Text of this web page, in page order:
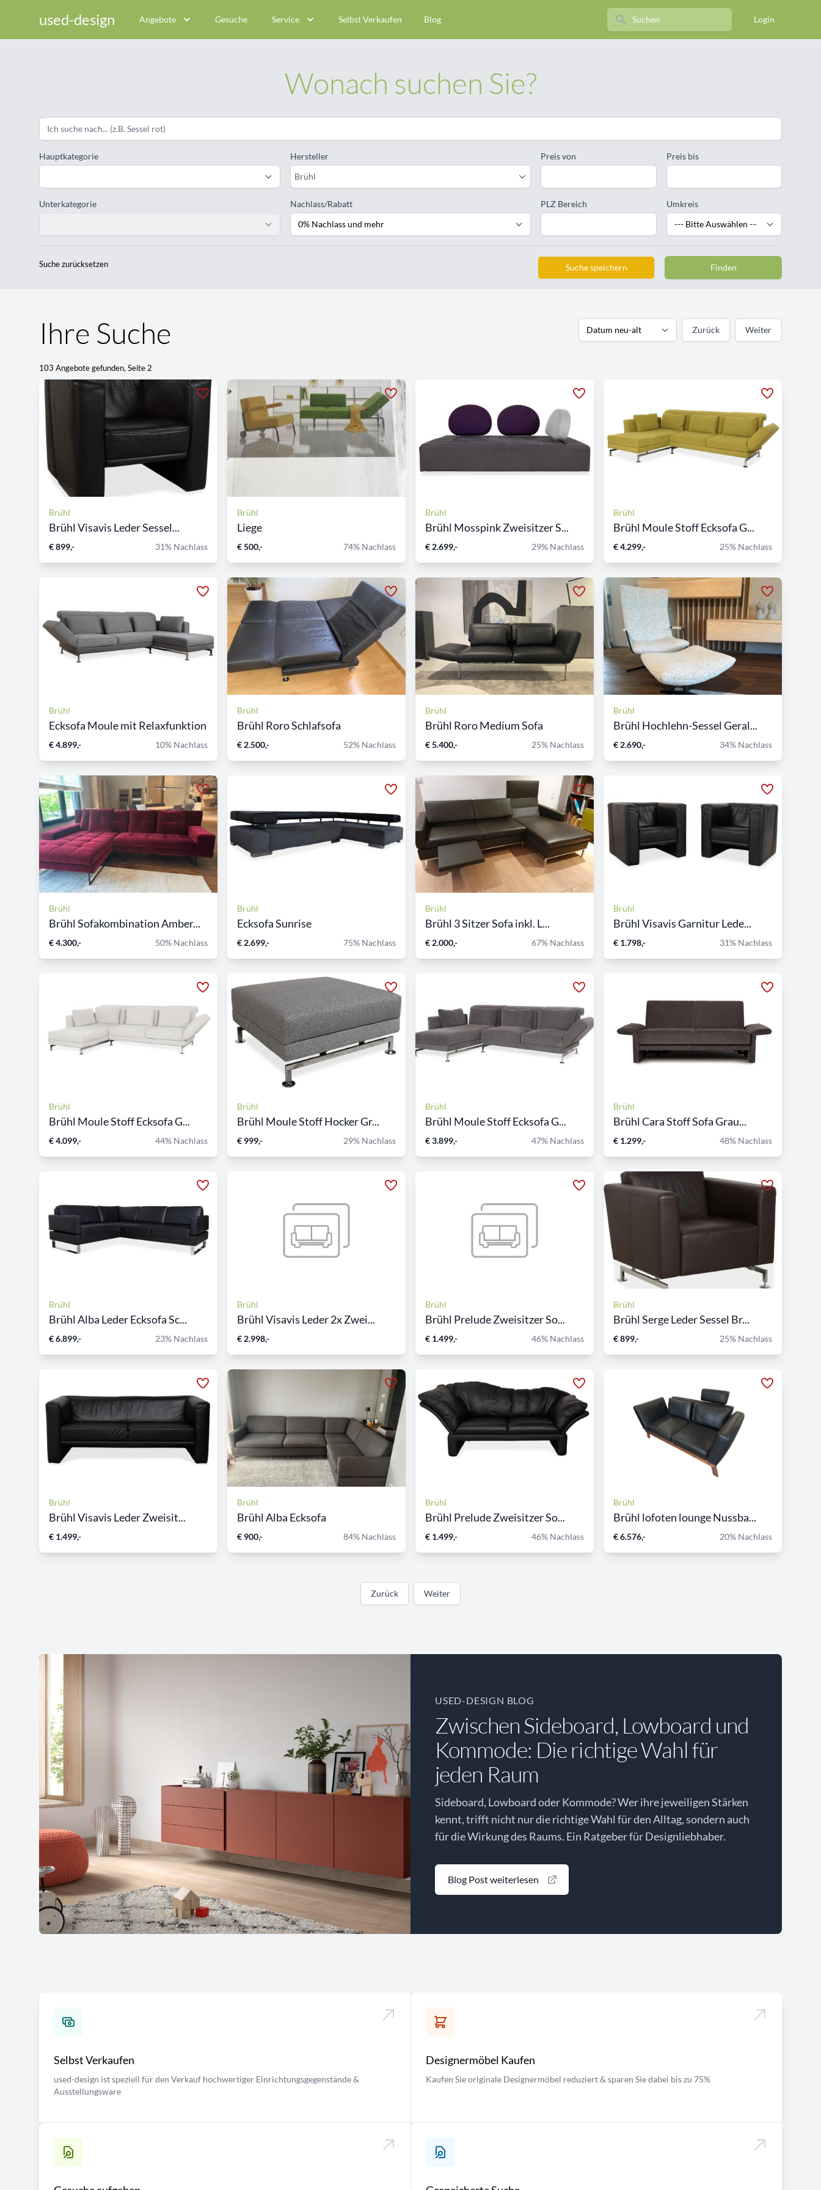
used-design Angebote Gesuche Service Selbst Verkaufen Blog Search Login
Wonach suchen Sie?
Hauptkategorie
Unterkategorie
Hersteller
Brühl
Nachlass/Rabatt
Preis von Preis bis
PLZ Bereich Umkreis
Suche zurücksetzen Suche speichern Finden
Ihre Suche
103 Angebote gefunden, Seite 2
Zurück Weiter
Brühl
Brühl Visavis Leder Sessel...
€ 899,- 31% Nachlass
Brühl
Liege
€ 500,- 74% Nachlass
Brühl
Brühl Mosspink Zweisitzer S...
€ 2.699,- 29% Nachlass
Brühl
Brühl Moule Stoff Ecksofa G...
€ 4.299,- 25% Nachlass
Brühl
Ecksofa Moule mit Relaxfunktion
€ 4.899,- 10% Nachlass
Brühl
Brühl Roro Schlafsofa
€ 2.500,- 52% Nachlass
Brühl
Brühl Roro Medium Sofa
€ 5.400,- 25% Nachlass
Brühl
Brühl Hochlehn-Sessel Geral...
€ 2.690,- 34% Nachlass
Brühl
Brühl Sofakombination Amber...
€ 4.300,- 50% Nachlass
Brühl
Ecksofa Sunrise
€ 2.699,- 75% Nachlass
Brühl
Brühl 3 Sitzer Sofa inkl. L...
€ 2.000,- 67% Nachlass
Brühl
Brühl Visavis Garnitur Lede...
€ 1.798,- 31% Nachlass
Brühl
Brühl Moule Stoff Ecksofa G...
€ 4.099,- 44% Nachlass
Brühl
Brühl Moule Stoff Hocker Gr...
€ 999,- 29% Nachlass
Brühl
Brühl Moule Stoff Ecksofa G...
€ 3.899,- 47% Nachlass
Brühl
Brühl Cara Stoff Sofa Grau...
€ 1.299,- 48% Nachlass
Brühl
Brühl Alba Leder Ecksofa Sc...
€ 6.899,- 23% Nachlass
Brühl
Brühl Visavis Leder 2x Zwei...
€ 2.998,-
Brühl
Brühl Prelude Zweisitzer So...
€ 1.499,- 46% Nachlass
Brühl
Brühl Serge Leder Sessel Br...
€ 899,- 25% Nachlass
Brühl
Brühl Visavis Leder Zweisit...
€ 1.499,-
Brühl
Brühl Alba Ecksofa
€ 900,- 84% Nachlass
Brühl
Brühl Prelude Zweisitzer So...
€ 1.499,- 46% Nachlass
Brühl
Brühl lofoten lounge Nussba...
€ 6.576,- 20% Nachlass
Zurück Weiter
USED-DESIGN BLOG
Zwischen Sideboard, Lowboard und
Kommode: Die richtige Wahl für
jeden Raum
Sideboard, Lowboard oder Kommode? Wer ihre jeweiligen Stärken
kennt, trifft nicht nur die richtige Wahl für den Alltag, sondern auch
für die Wirkung des Raums. Ein Ratgeber für Designliebhaber.
Blog Post weiterlesen
Selbst Verkaufen
used-design ist speziell für den Verkauf hochwertiger Einrichtungsgegenstände &
Ausstellungsware
Designermöbel Kaufen
Kaufen Sie originale Designermöbel reduziert & sparen Sie dabei bis zu 75%